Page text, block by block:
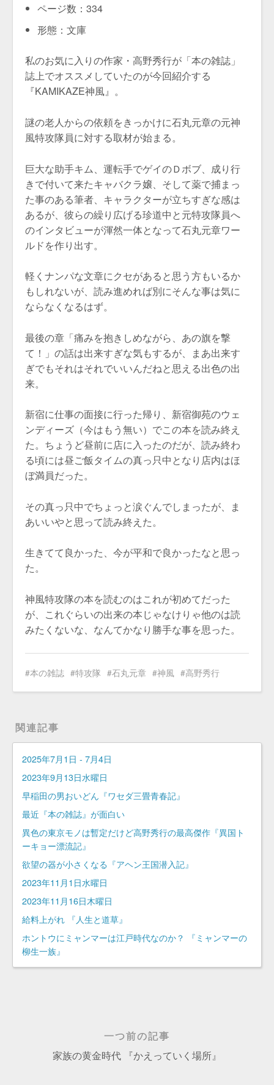
ページ数：334
形態：文庫
私のお気に入りの作家・高野秀行が「本の雑誌」
誌上でオススメしていたのが今回紹介する
『KAMIKAZE神風』。
謎の老人からの依頼をきっかけに石丸元章の元神
風特攻隊員に対する取材が始まる。
巨大な助手キム、運転手でゲイのＤボブ、成り行
きで付いて来たキャバクラ嬢、そして薬で捕まっ
た事のある筆者、キャラクターが立ちすぎな感は
あるが、彼らの繰り広げる珍道中と元特攻隊員へ
のインタビューが渾然一体となって石丸元章ワー
ルドを作り出す。
軽くナンパな文章にクセがあると思う方もいるか
もしれないが、読み進めれば別にそんな事は気に
ならなくなるはず。
最後の章「痛みを抱きしめながら、あの旗を撃
て！」の話は出来すぎな気もするが、まあ出来す
ぎでもそれはそれでいいんだねと思える出色の出
来。
新宿に仕事の面接に行った帰り、新宿御苑のウェ
ンディーズ（今はもう無い）でこの本を読み終え
た。ちょうど昼前に店に入ったのだが、読み終わ
る頃には昼ご飯タイムの真っ只中となり店内はほ
ぼ満員だった。
その真っ只中でちょっと涙ぐんでしまったが、ま
あいいやと思って読み終えた。
生きてて良かった、今が平和で良かったなと思っ
た。
神風特攻隊の本を読むのはこれが初めてだった
が、これぐらいの出来の本じゃなけりゃ他のは読
みたくないな、なんてかなり勝手な事を思った。
本の雑誌 特攻隊 石丸元章 神風 高野秀行
関連記事
2025年7月1日 - 7月4日
2023年9月13日水曜日
早稲田の男おいどん『ワセダ三畳青春記』
最近『本の雑誌』が面白い
異色の東京モノは暫定だけど高野秀行の最高傑作『異国ト
ーキョー漂流記』
欲望の器が小さくなる『アヘン王国潜入記』
2023年11月1日水曜日
2023年11月16日木曜日
給料上がれ 『人生と道草』
ホントウにミャンマーは江戸時代なのか？ 『ミャンマーの
柳生一族』
一つ前の記事
家族の黄金時代 『かえっていく場所』